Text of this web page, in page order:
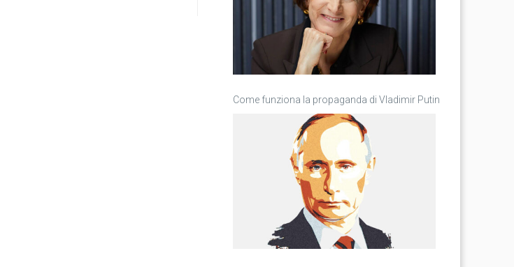
Come funziona la propaganda di Vladimir Putin